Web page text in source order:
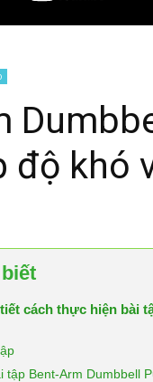
độ khó
cách thực hiện bài
tập Bent-Arm Dumbbell